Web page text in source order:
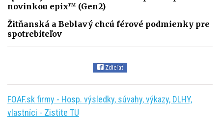
novinkou epix™ (Gen2)
Žitňanská a Beblavý chcú férové podmienky pre
spotrebiteľov
Zdieľať
FOAF.sk firmy - Hosp. výsledky, súvahy, výkazy, DLHY,
vlastníci - Zistite TU